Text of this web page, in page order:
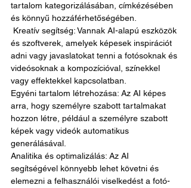
tartalom kategorizálásában, címkézésében
és könnyű hozzáférhetőségében.
és szoftverek, amelyek képesek inspirációt
adni vagy javaslatokat tenni a fotósoknak és
videósoknak a kompozícióval, színekkel
vagy effektekkel kapcsolatban.
Egyéni tartalom létrehozása: Az AI képes
arra, hogy személyre szabott tartalmakat
hozzon létre, például a személyre szabott
képek vagy videók automatikus
generálásával.
Analitika és optimalizálás: Az AI
segítségével könnyebb lehet követni és
elemezni a felhasználói viselkedést a fotó-